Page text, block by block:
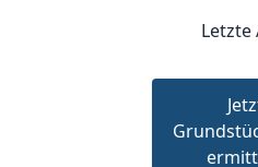
Letzte